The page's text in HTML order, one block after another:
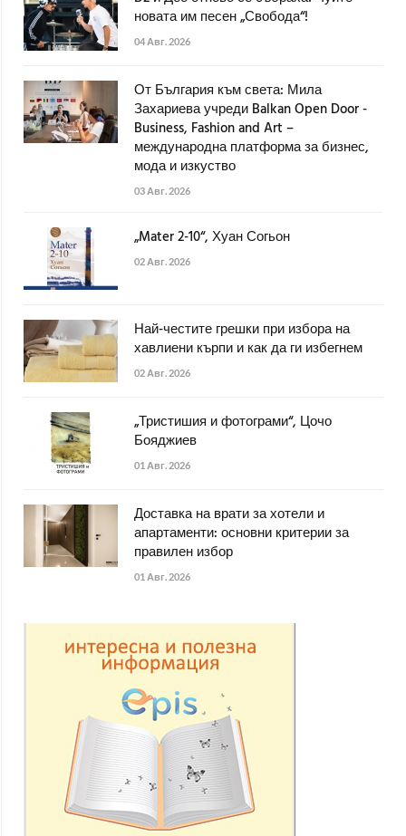
новата им песен „Свобода“!
04 Авг. 2026
От България към света: Мила
Захариева учреди Balkan Open Door -
Business, Fashion and Art –
международна платформа за бизнес,
мода и изкуство
03 Авг. 2026
„Mater 2-10“, Хуан Согьон
02 Авг. 2026
Най-честите грешки при избора на
хавлиени кърпи и как да ги избегнем
02 Авг. 2026
„Тристишия и фотограми“, Цочо
Бояджиев
01 Авг. 2026
Доставка на врати за хотели и
апартаменти: основни критерии за
правилен избор
01 Авг. 2026